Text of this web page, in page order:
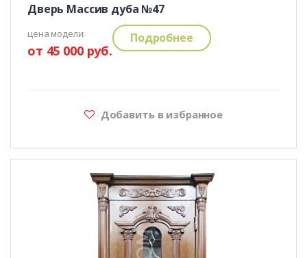
Дверь Массив дуба №47
цена модели:
от 45 000 руб.
Подробнее
Добавить в избранное